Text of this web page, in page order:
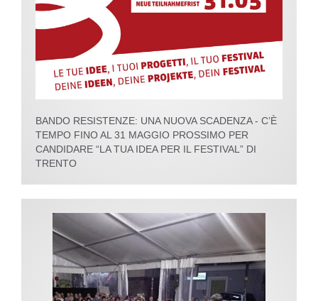
BANDO RESISTENZE: UNA NUOVA SCADENZA - C’È
TEMPO FINO AL 31 MAGGIO PROSSIMO PER
CANDIDARE “LA TUA IDEA PER IL FESTIVAL” DI
TRENTO